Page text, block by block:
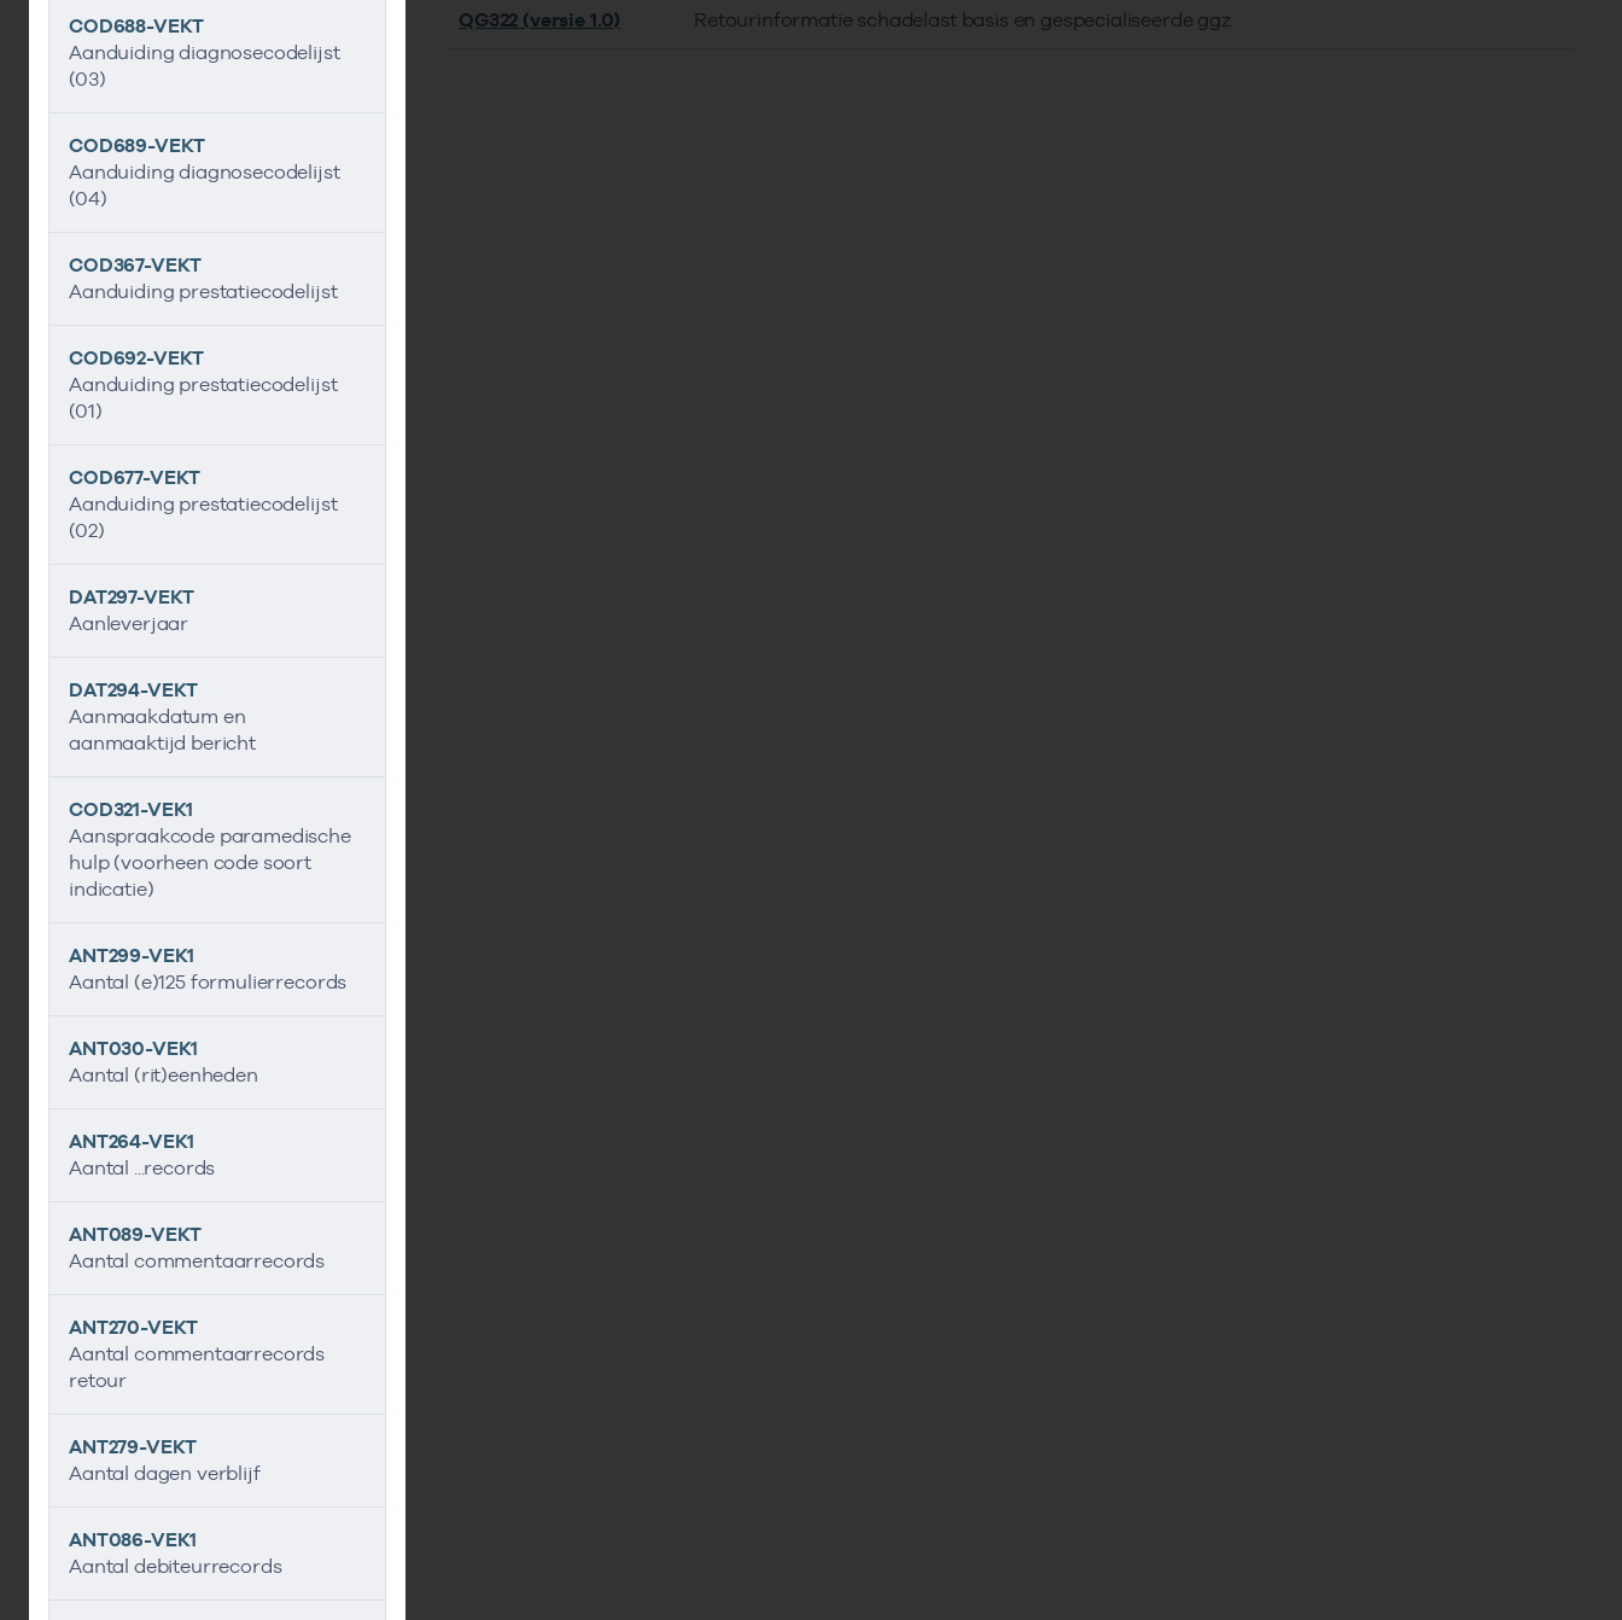
COD688-VEKT
Aanduiding diagnosecodelijst
(03)
COD689-VEKT
Aanduiding diagnosecodelijst
(04)
COD367-VEKT
Aanduiding prestatiecodelijst
COD692-VEKT
Aanduiding prestatiecodelijst
(01)
COD677-VEKT
Aanduiding prestatiecodelijst
(02)
DAT297-VEKT
Aanleverjaar
DAT294-VEKT
Aanmaakdatum en
aanmaaktijd bericht
COD321-VEK1
Aanspraakcode paramedische
hulp (voorheen code soort
indicatie)
ANT299-VEK1
Aantal (e)125 formulierrecords
ANT030-VEK1
Aantal (rit)eenheden
ANT264-VEK1
Aantal ...records
ANT089-VEKT
Aantal commentaarrecords
ANT270-VEKT
Aantal commentaarrecords
retour
ANT279-VEKT
Aantal dagen verblijf
ANT086-VEK1
Aantal debiteurrecords
QG322 (versie 1.0) Retourinformatie schadelast basis en gespecialiseerde ggz